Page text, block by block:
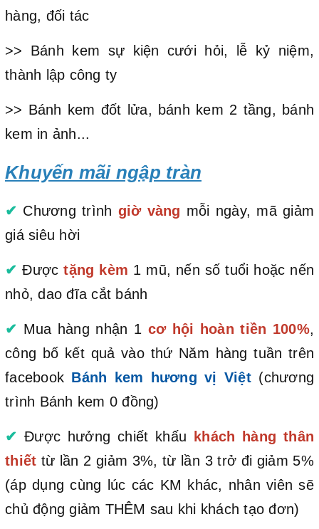
hàng, đối tác
>> Bánh kem sự kiện cưới hỏi, lễ kỷ niệm,
thành lập công ty
>> Bánh kem đốt lửa, bánh kem 2 tầng, bánh
kem in ảnh...
Khuyến mãi ngập tràn
✔ Chương trình giờ vàng mỗi ngày, mã giảm
giá siêu hời
✔ Được tặng kèm 1 mũ, nến số tuổi hoặc nến
nhỏ, dao đĩa cắt bánh
✔ Mua hàng nhận 1 cơ hội hoàn tiền 100%,
công bố kết quả vào thứ Năm hàng tuần trên
facebook Bánh kem hương vị Việt(chương
trình Bánh kem 0 đồng)
✔ Được hưởng chiết khấu khách hàng thân
thiết từ lần 2 giảm 3%, từ lần 3 trở đi giảm 5%
(áp dụng cùng lúc các KM khác, nhân viên sẽ
chủ động giảm THÊM sau khi khách tạo đơn)